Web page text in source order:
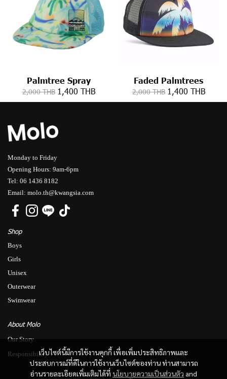
Palmtree Spray
2,000 THB 1,400 THB
Faded Palmtrees
2,000 THB 1,400 THB
เว็บไซต์นี้มีการใช้งานคุกกี้ เพื่อเพิ่มประสิทธิภาพและ
ประสบการณ์ที่ดีในการใช้งานเว็บไซต์ของท่าน ท่านสามารถ
อ่านรายละเอียดเพิ่มเติมได้ที่ นโยบายความเป็นส่วนตัว and
Monday to Friday
Opening Hours: 9am-6pm
Tel: 06 1436 8182
Email: molo.th@kwangsia.com
Shop
Boys
Girls
Unisex
Outerwear
Swimwear
About Molo
Our Story
Responsibility